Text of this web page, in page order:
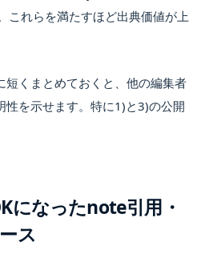
これらを満たすほど出典価値が上
短くまとめておくと、他の編集者
性を示せます。特に1)と3)の公開
になったnote引用・
ス